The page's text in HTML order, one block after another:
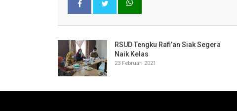
RSUD Tengku Rafi’an Siak Segera
Naik Kelas
23 Februari 2021